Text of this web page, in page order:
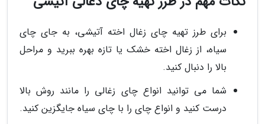
برای طرز تهیه چای زغال اخته آتیشی، به جای چای
سیاه، از زغال اخته خشک یا تازه بهره ببرید و مراحل
بالا را دنبال کنید.
شما می توانید انواع چای زغالی را مانند روش بالا
درست کنید و انواع چای را با چای سیاه جایگزین کنید.